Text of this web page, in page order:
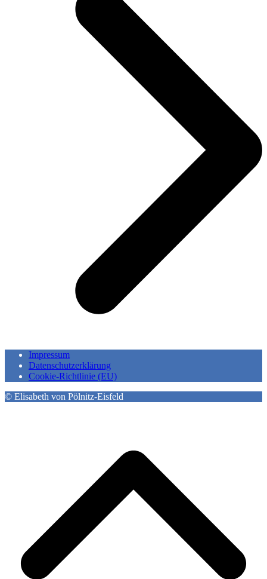
Impressum
Datenschutzerklärung
Cookie-Richtlinie (EU)
© Elisabeth von Pölnitz-Eisfeld